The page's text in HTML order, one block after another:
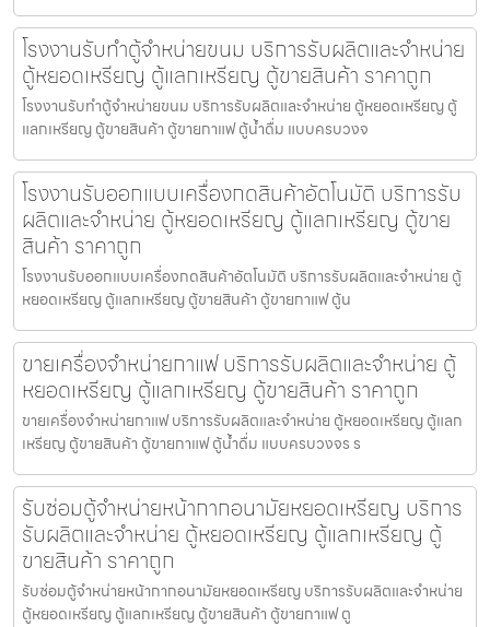
โรงงานรับทำตู้จำหน่ายขนม บริการรับผลิตและจำหน่าย
ตู้หยอดเหรียญ ตู้แลกเหรียญ ตู้ขายสินค้า ราคาถูก
โรงงานรับทำตู้จำหน่ายขนม บริการรับผลิตและจำหน่าย ตู้หยอดเหรียญ ตู้
แลกเหรียญ ตู้ขายสินค้า ตู้ขายกาแฟ ตู้น้ำดื่ม แบบครบวงจ
โรงงานรับออกแบบเครื่องกดสินค้า​อัตโนมัติ บริการรับ
ผลิตและจำหน่าย ตู้หยอดเหรียญ ตู้แลกเหรียญ ตู้ขาย
สินค้า ราคาถูก
โรงงานรับออกแบบเครื่องกดสินค้า​อัตโนมัติ บริการรับผลิตและจำหน่าย ตู้
หยอดเหรียญ ตู้แลกเหรียญ ตู้ขายสินค้า ตู้ขายกาแฟ ตู้น
ขายเครื่องจำหน่ายกาแฟ บริการรับผลิตและจำหน่าย ตู้
หยอดเหรียญ ตู้แลกเหรียญ ตู้ขายสินค้า ราคาถูก
ขายเครื่องจำหน่ายกาแฟ บริการรับผลิตและจำหน่าย ตู้หยอดเหรียญ ตู้แลก
เหรียญ ตู้ขายสินค้า ตู้ขายกาแฟ ตู้น้ำดื่ม แบบครบวงจร ร
รับซ่อมตู้จำหน่ายหน้ากากอนามัยหยอดเหรียญ​​ บริการ
รับผลิตและจำหน่าย ตู้หยอดเหรียญ ตู้แลกเหรียญ ตู้
ขายสินค้า ราคาถูก
รับซ่อมตู้จำหน่ายหน้ากากอนามัยหยอดเหรียญ​​ บริการรับผลิตและจำหน่าย
ตู้หยอดเหรียญ ตู้แลกเหรียญ ตู้ขายสินค้า ตู้ขายกาแฟ ตู